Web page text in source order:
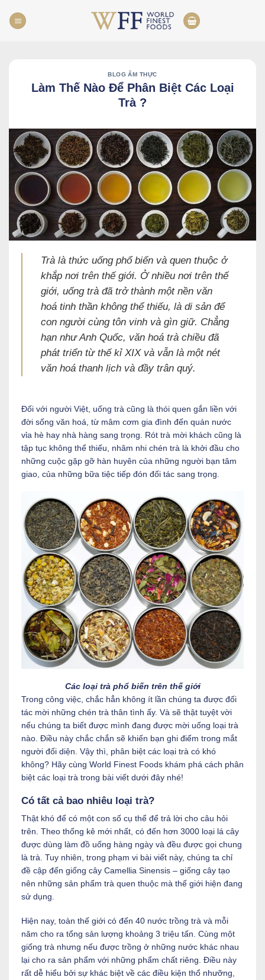
BLOG ẨM THỰC
Làm Thế Nào Để Phân Biệt Các Loại
Trà ?
Trà là thức uống phổ biến và quen thuộc ở
khắp nơi trên thế giới. Ở nhiều nơi trên thế
giới, uống trà đã trở thành một nền văn
hoá tinh thần không thể thiếu, là di sản để
con người cùng tôn vinh và gìn giữ. Chẳng
hạn như Anh Quốc, văn hoá trà chiều đã
phát triển từ thế kỉ XIX và vẫn là một nét
văn hoá thanh lịch và đầy trân quý.
Đối với người Việt, uống trà cũng là thói quen gắn liền với
đời sống văn hoá, từ mâm cơm gia đình đến quán nước
vỉa hè hay nhà hàng sang trọng. Rót trà mời khách cũng là
tập tục không thể thiếu, nhâm nhi chén trà là khởi đầu cho
những cuộc gặp gỡ hàn huyên của những người bạn tâm
giao, của những bữa tiệc tiếp đón đối tác sang trọng.
Các loại trà phổ biến trên thế giới
Trong công việc, chắc hẳn không ít lần chúng ta được đối
tác mời những chén trà thân tình ấy. Và sẽ thật tuyệt vời
nếu chúng ta biết được mình đang được mời uống loại trà
nào. Điều này chắc chắn sẽ khiến bạn ghi điểm trong mắt
người đối diện. Vậy thì, phân biệt các loại trà có khó
không? Hãy cùng World Finest Foods khám phá cách phân
biệt các loại trà trong bài viết dưới đây nhé!
Có tất cả bao nhiêu loại trà?
Thật khó để có một con số cụ thể để trả lời cho câu hỏi
trên. Theo thống kê mới nhất, có đến hơn 3000 loại lá cây
được dùng làm đồ uống hàng ngày và đều được gọi chung
là trà. Tuy nhiên, trong phạm vi bài viết này, chúng ta chỉ
đề cập đến giống cây Camellia Sinensis – giống cây tạo
nên những sản phẩm trà quen thuộc mà thế giới hiện đang
sử dụng.
Hiện nay, toàn thế giới có đến 40 nước trồng trà và mỗi
năm cho ra tổng sản lượng khoảng 3 triệu tấn. Cùng một
giống trà nhưng nếu được trồng ở những nước khác nhau
lại cho ra sản phẩm với những phẩm chất riêng. Điều này
rất dễ hiểu bởi sự khác biệt về các điều kiện thổ nhưỡng,